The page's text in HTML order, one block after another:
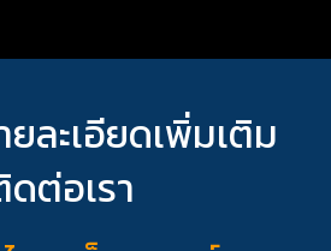
ละเอียดเพิ่มเติม
ต่อเรา